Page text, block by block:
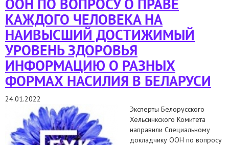
ООН ПО ВОПРОСУ О ПРАВЕ
КАЖДОГО ЧЕЛОВЕКА НА
НАИВЫСШИЙ ДОСТИЖИМЫЙ
УРОВЕНЬ ЗДОРОВЬЯ
ИНФОРМАЦИЮ О РАЗНЫХ
ФОРМАХ НАСИЛИЯ В БЕЛАРУСИ
24.01.2022
Эксперты Белорусского
Хельсинкского Комитета
направили Специальному
докладчику ООН по вопросу